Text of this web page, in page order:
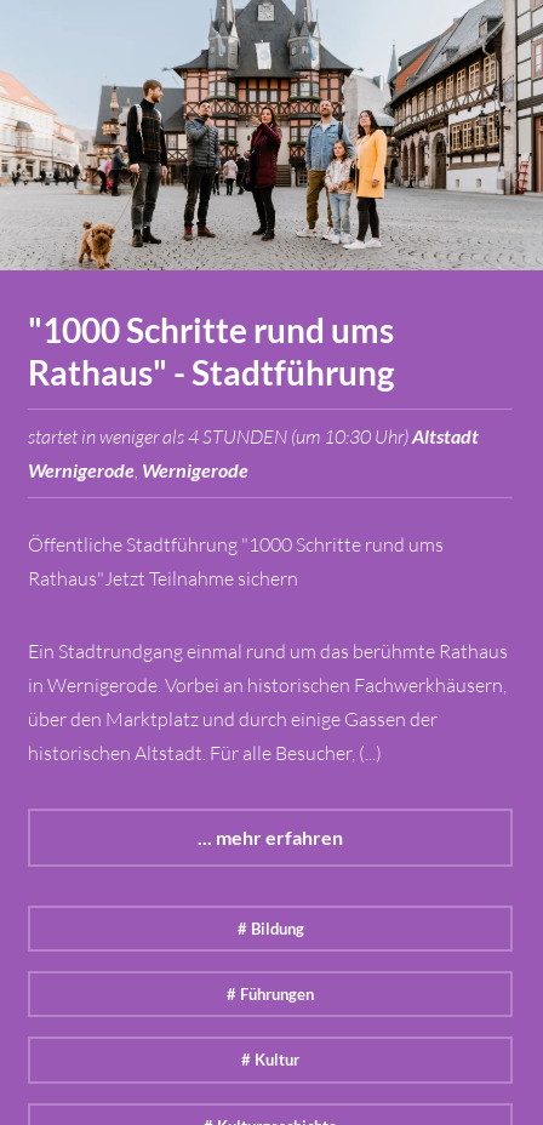
"1000 Schritte rund ums
Rathaus" - Stadtführung
startet in weniger als 4 STUNDEN (um 10:30 Uhr)Altstadt
Wernigerode Wernigerode
Öffentliche Stadtführung "1000 Schritte rund ums
Rathaus"Jetzt Teilnahme sichern
Ein Stadtrundgang einmal rund um das berühmte Rathaus
in Wernigerode. Vorbei an historischen Fachwerkhäusern,
über den Marktplatz und durch einige Gassen der
historischen Altstadt. Für alle Besucher, (...)
... mehr erfahren
# Bildung
# Führungen
# Kultur